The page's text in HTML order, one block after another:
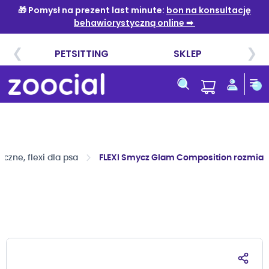
do
treści
flexi dla psa FLEXI Smycz Glam Composition
Przejdź